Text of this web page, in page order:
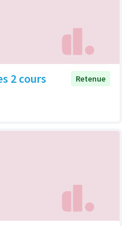
2 cours
Retenue